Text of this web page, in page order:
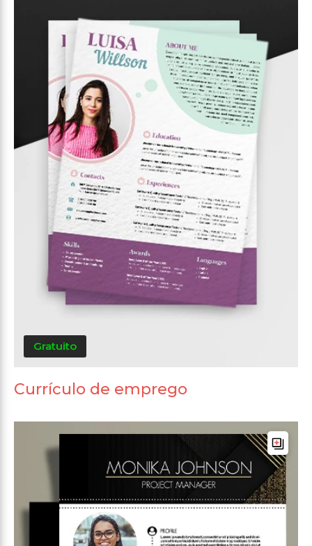
Gratuito
Currículo de emprego